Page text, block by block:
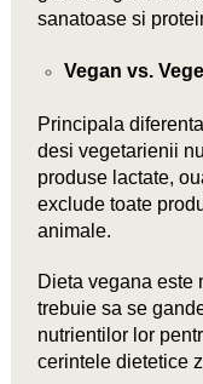
sanatoase si
Vegan vs.
Principala
desi vegetarienii
produse lactate,
exclude toate
animale.
Dieta vegana este
trebuie sa se
nutrientilor lor
cerintele dietetice